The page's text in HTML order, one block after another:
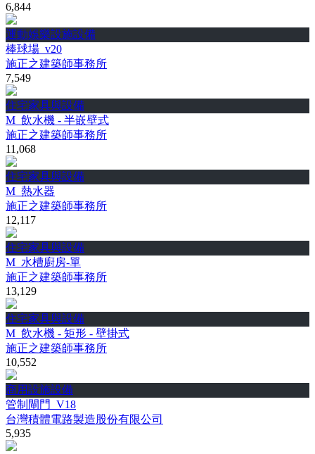
6,844
運動娛樂設施設備
棒球場_v20
施正之建築師事務所
7,549
住宅家具與設備
M_飲水機 - 半嵌壁式
施正之建築師事務所
11,068
住宅家具與設備
M_熱水器
施正之建築師事務所
12,117
住宅家具與設備
M_水槽廚房-單
施正之建築師事務所
13,129
住宅家具與設備
M_飲水機 - 矩形 - 壁掛式
施正之建築師事務所
10,552
商用設施設備
管制閘門_V18
台灣積體電路製造股份有限公司
5,935